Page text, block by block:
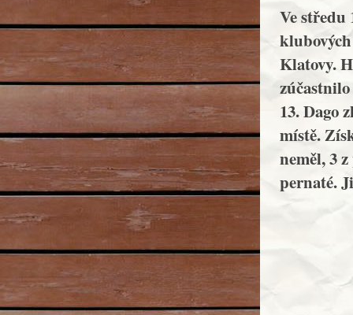
Ve středu
Klatovy.
13. Dago
místě.
neměl, 3
pernaté.